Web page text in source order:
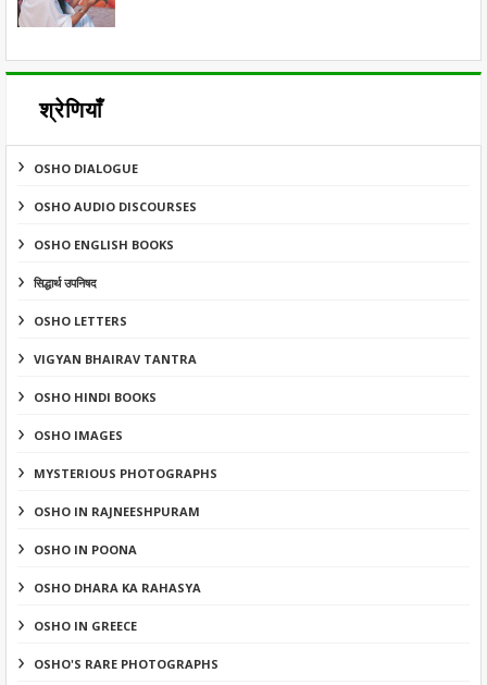
श्रेणियाँ
OSHO DIALOGUE
OSHO AUDIO DISCOURSES
OSHO ENGLISH BOOKS
सिद्धार्थ उपनिषद
OSHO LETTERS
VIGYAN BHAIRAV TANTRA
OSHO HINDI BOOKS
OSHO IMAGES
MYSTERIOUS PHOTOGRAPHS
OSHO IN RAJNEESHPURAM
OSHO IN POONA
OSHO DHARA KA RAHASYA
OSHO IN GREECE
OSHO'S RARE PHOTOGRAPHS